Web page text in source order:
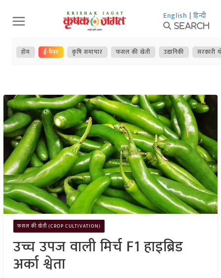
Skip
to
content
English | हिन्दी
Search
होम ई-पेपर कृषि समाचार फसल की खेती उद्यानिकी सरकारी
फसल की खेती (CROP CULTIVATION)
उच्च उपज वाली मिर्च F1 हाइब्रिड
अर्का श्वेता